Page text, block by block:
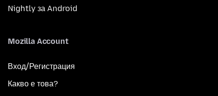
Nightly за Android
Mozilla Account
Вход/Регистрация
Какво е това?